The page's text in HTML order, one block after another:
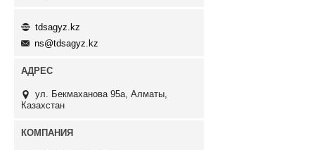
tdsagyz.kz
ns@tdsagyz.kz
ул. Бекмаханова 95а, Алматы,
Казахстан